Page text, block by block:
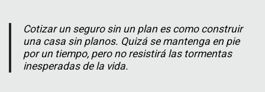
Cotizar un seguro sin un plan es como construir
una casa sin planos. Quizá se mantenga en pie
por un tiempo, pero no resistirá las tormentas
inesperadas de la vida.